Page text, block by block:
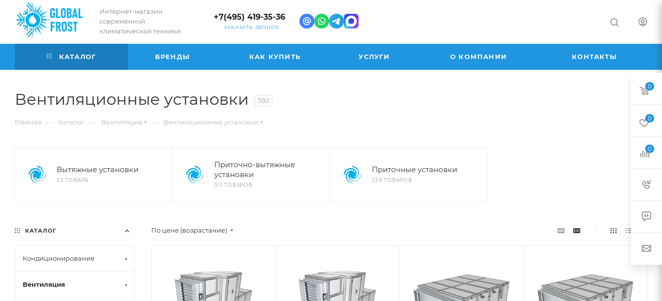
Интернет-магазин
современной
климатической техники
+7(495) 419-35-36
ЗАКАЗАТЬ ЗВОНОК
КАТАЛОГ БРЕНДЫ КАК КУПИТЬ УСЛУГИ О КОМПАНИИ КОНТАКТЫ
Вентиляционные установки 592
Главная — Каталог — Вентиляция — Вентиляционные установки
Вытяжные установки
22 ТОВАРА
Приточно-вытяжные
установки
311 ТОВАРОВ
Приточные установки
259 ТОВАРОВ
По цене (возрастание)
КАТАЛОГ
Кондиционирование
Вентиляция
0
0
0